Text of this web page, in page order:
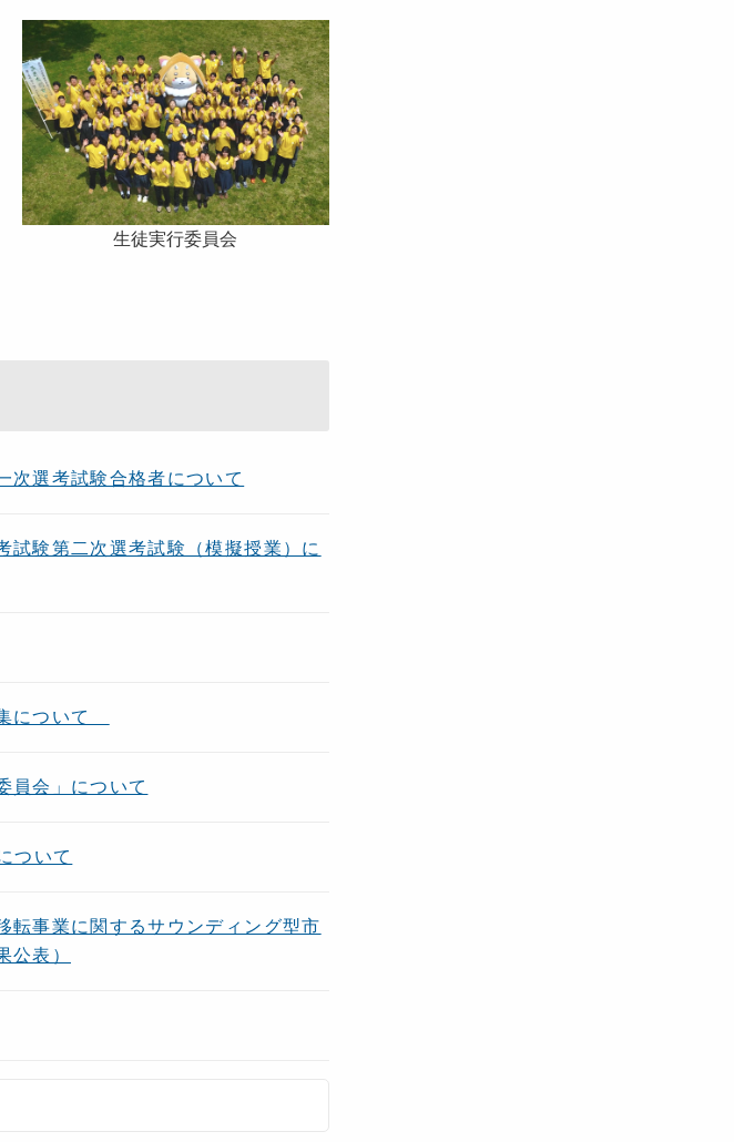
生徒実行委員会
次選考試験合格者について
試験第二次選考試験（模擬授業）に
について
員会」について
ついて
転事業に関するサウンディング型市
公表）